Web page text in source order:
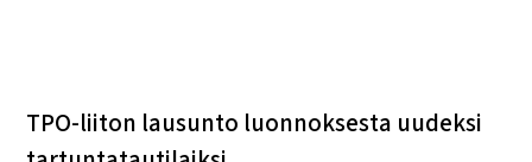
TPO-liiton lausunto luonnoksesta uudeksi